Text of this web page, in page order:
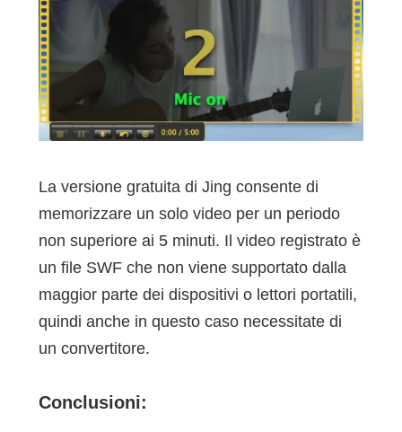
La versione gratuita di Jing consente di
memorizzare un solo video per un periodo
non superiore ai 5 minuti. Il video registrato è
un file SWF che non viene supportato dalla
maggior parte dei dispositivi o lettori portatili,
quindi anche in questo caso necessitate di
un convertitore.
Conclusioni: